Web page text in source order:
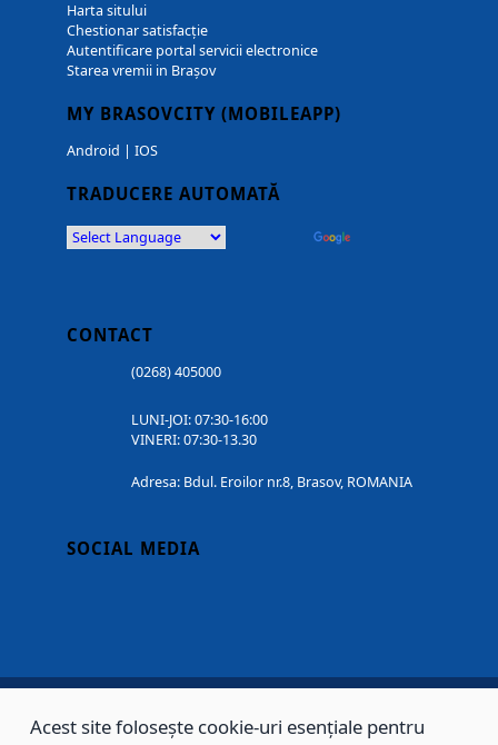
Harta sitului
Chestionar satisfacție
Autentificare portal servicii electronice
Starea vremii in Brașov
MY BRASOVCITY (MOBILEAPP)
Android | IOS
TRADUCERE AUTOMATĂ
CONTACT
(0268) 405000
LUNI-JOI: 07:30-16:00
VINERI: 07:30-13.30
Adresa: Bdul. Eroilor nr.8, Brasov, ROMANIA
SOCIAL MEDIA
Acest site folosește cookie-uri esențiale pentru